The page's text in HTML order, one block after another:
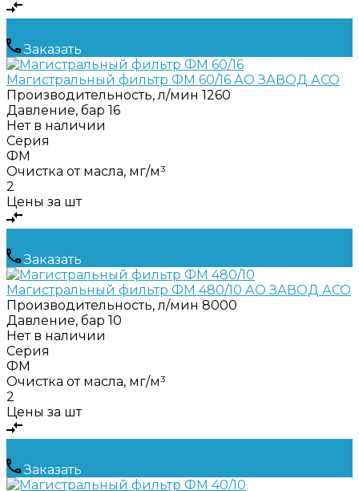
Заказать
Магистральный фильтр ФМ 60/16 АО ЗАВОД АСО
Производительность, л/мин 1260
Давление, бар 16
Нет в наличии
Серия
ФМ
Очистка от масла, мг/м³
2
Цены за шт
Заказать
Магистральный фильтр ФМ 480/10 АО ЗАВОД АСО
Производительность, л/мин 8000
Давление, бар 10
Нет в наличии
Серия
ФМ
Очистка от масла, мг/м³
2
Цены за шт
Заказать